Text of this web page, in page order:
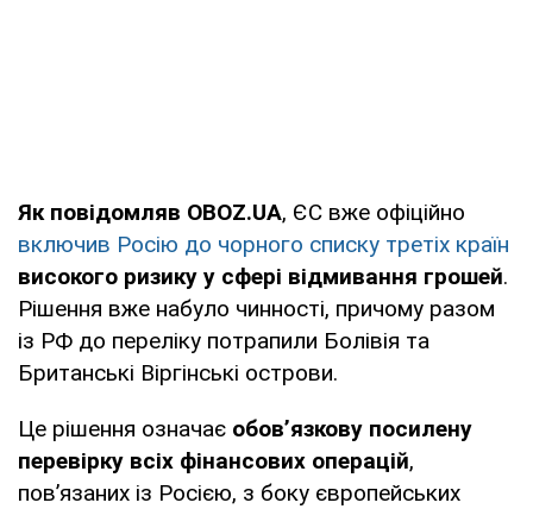
Як повідомляв OBOZ.UA, ЄС вже офіційно
включив Росію до чорного списку третіх країн
високого ризику у сфері відмивання грошей.
Рішення вже набуло чинності, причому разом
із РФ до переліку потрапили Болівія та
Британські Віргінські острови.
Це рішення означає обов’язкову посилену
перевірку всіх фінансових операцій,
пов’язаних із Росією, з боку європейських